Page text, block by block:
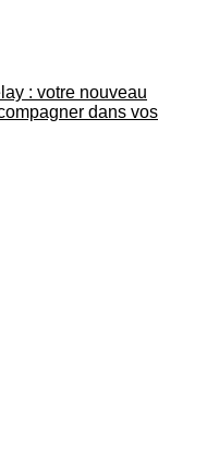
: votre nouveau
dans vos